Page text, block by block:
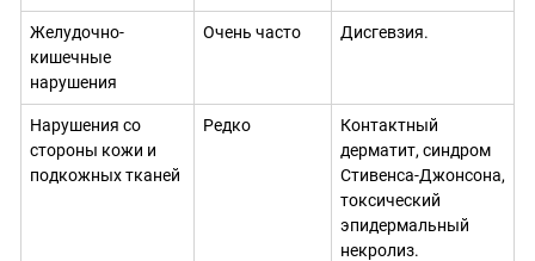
Желудочно-
кишечные
нарушения
Очень часто Дисгевзия.
Нарушения со
стороны кожи и
подкожных тканей
Редко
Контактный
дерматит, синдром
Стивенса-Джонсона,
токсический
эпидермальный
некролиз.